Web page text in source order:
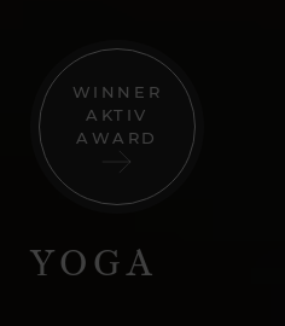
WINNER
AKTIV
AWARD
YOGA